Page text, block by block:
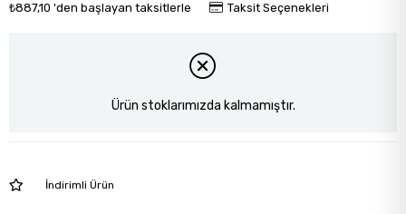
₺887,10 'den başlayan taksitlerle Taksit Seçenekleri
Ürün stoklarımızda kalmamıştır.
İndirimli Ürün